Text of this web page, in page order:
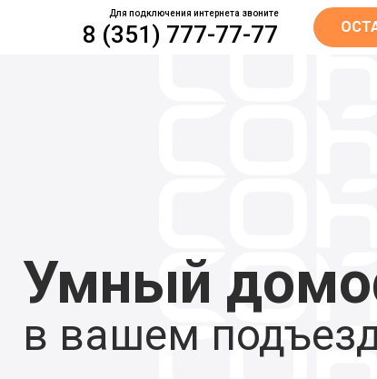
8 (351) 777-77-77
Для подключения интернета звоните
Умный
в вашем